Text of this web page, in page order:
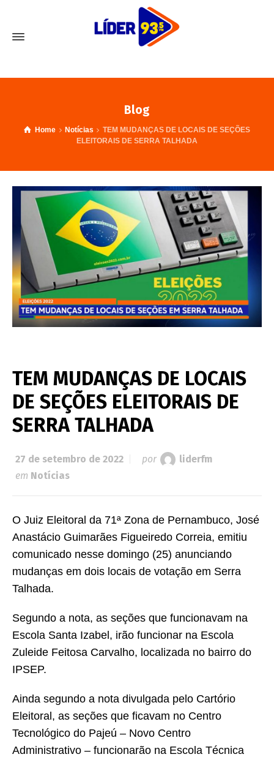
Blog
Home Notícias
TEM MUDANÇAS DE LOCAIS DE SEÇÕES
ELEITORAIS DE SERRA TALHADA
TEM MUDANÇAS DE LOCAIS
DE SEÇÕES ELEITORAIS DE
SERRA TALHADA
27 de setembro de 2022 por
liderfm
em Notícias
O Juiz Eleitoral da 71ª Zona de Pernambuco, José
Anastácio Guimarães Figueiredo Correia, emitiu
comunicado nesse domingo (25) anunciando
mudanças em dois locais de votação em Serra
Talhada.
Segundo a nota, as seções que funcionavam na
Escola Santa Izabel, irão funcionar na Escola
Zuleide Feitosa Carvalho, localizada no bairro do
IPSEP.
Ainda segundo a nota divulgada pelo Cartório
Eleitoral, as seções que ficavam no Centro
Tecnológico do Pajeú – Novo Centro
Administrativo – funcionarão na Escola Técnica